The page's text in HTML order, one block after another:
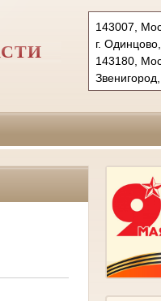
143007,
г.
143180,
Тел.:
593-56-20
697 13 27
показать на